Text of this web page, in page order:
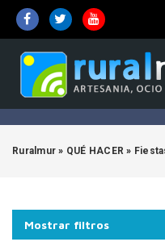
Ruralmur » QUÉ HACER »
Mostrar filtros